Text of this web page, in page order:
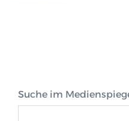
Suche im